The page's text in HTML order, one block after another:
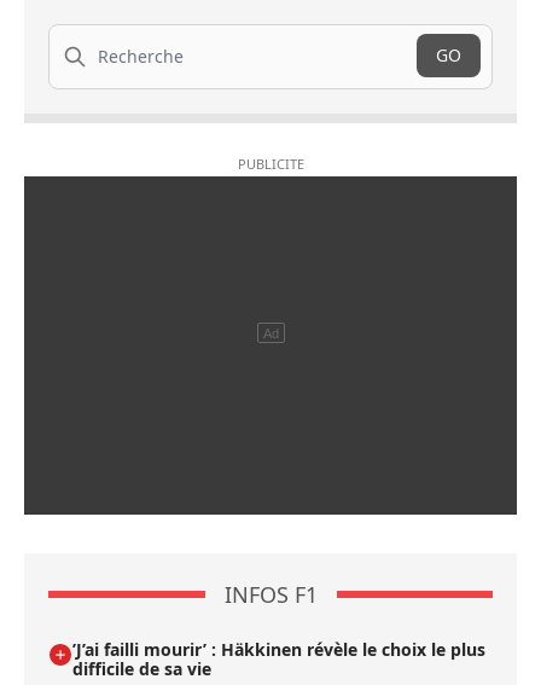
Recherche
GO
INFOS F1
’J’ai failli mourir’ : Häkkinen révèle le choix le plus
difficile de sa vie